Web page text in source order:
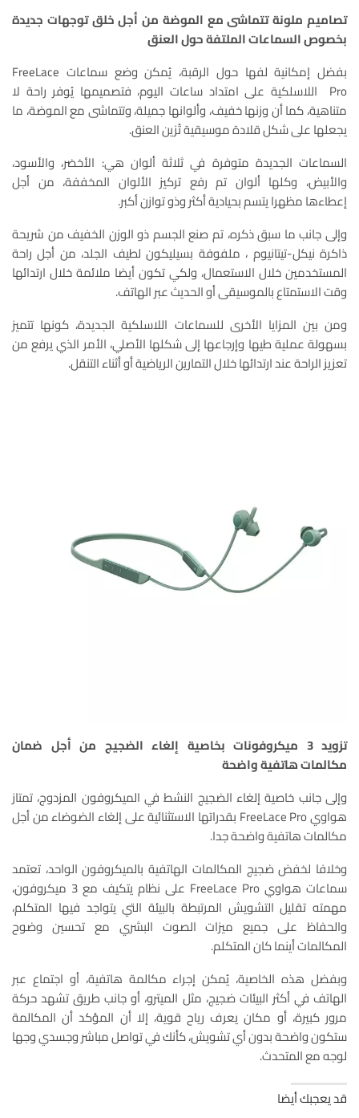
تصاميم ملونة تتماشى مع الموضة من أجل خلق توجهات جديدة
بخصوص السماعات الملتفة حول العنق
بفضل إمكانية لفها حول الرقبة، يُمكن وضع سماعات FreeLace
Pro اللاسلكية على امتداد ساعات اليوم، فتصميمها يُوفر راحة لا
متناهية، كما أن وزنها خفيف، وألوانها جميلة، وتتماشى مع الموضة، ما
يجعلها على شكل قلادة موسيقية تُزين العنق.
السماعات الجديدة متوفرة في ثلاثة ألوان هي: الأخضر، والأسود،
والأبيض، وكلها ألوان تم رفع تركيز الألوان المخففة، من أجل
إعطاءها مظهرا يتسم بحيادية أكثر وذو توازن أكبر.
وإلى جانب ما سبق ذكره، تم صنع الجسم ذو الوزن الخفيف من شريحة
ذاكرة نيكل-تيتانيوم ، ملفوفة بسيليكون لطيف الجلد، من أجل راحة
المستخدمين خلال الاستعمال، ولكي تكون أيضا ملائمة خلال ارتدائها
وقت الاستمتاع بالموسيقى أو الحديث عبر الهاتف.
ومن بين المزايا الأخرى للسماعات اللاسلكية الجديدة، كونها تتميز
بسهولة عملية طيها وإرجاعها إلى شكلها الأصلي، الأمر الذي يرفع من
تعزيز الراحة عند ارتدائها خلال التمارين الرياضية أو أثناء التنقل.
تزويد 3 ميكروفونات بخاصية إلغاء الضجيج من أجل ضمان
مكالمات هاتفية واضحة
وإلى جانب خاصية إلغاء الضجيج النشط في الميكروفون المزدوج، تمتاز
هواوي FreeLace Pro بقدراتها الاستثنائية على إلغاء الضوضاء من أجل
مكالمات هاتفية واضحة جدا.
وخلافا لخفض ضجيج المكالمات الهاتفية بالميكروفون الواحد، تعتمد
سماعات هواوي FreeLace Pro على نظام يتكيف مع 3 ميكروفون،
مهمته تقليل التشويش المرتبطة بالبيئة التي يتواجد فيها المتكلم،
والحفاظ على جميع ميزات الصوت البشري مع تحسين وضوح
المكالمات أينما كان المتكلم.
وبفضل هذه الخاصية، يُمكن إجراء مكالمة هاتفية، أو اجتماع عبر
الهاتف في أكثر البيئات ضجيج، مثل الميترو، أو جانب طريق تشهد حركة
مرور كبيرة، أو مكان يعرف رياح قوية، إلا أن المؤكد أن المكالمة
ستكون واضحة بدون أي تشويش، كأنك في تواصل مباشر وجسدي وجها
لوجه مع المتحدث.
قد يعجبك أيضا